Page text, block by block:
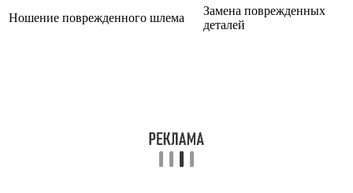
Ношение поврежденного шлема
Замена поврежденных
деталей